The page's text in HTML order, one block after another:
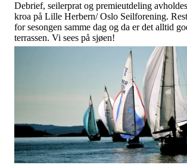
Debrief, seilerprat og premieutdeling
kroa på Lille Herbern/ Oslo Seilforening.
for sesongen samme dag og da er det alltid
terrassen. Vi sees på sjøen!